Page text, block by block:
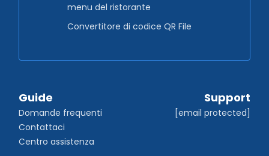
menu del ristorante
Convertitore di codice QR File
Guide
Domande frequenti
Contattaci
Centro assistenza
Support
[email protected]